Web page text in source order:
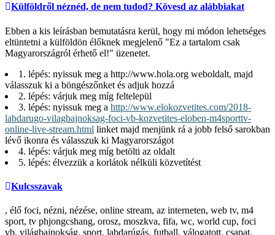
Külföldről néznéd, de nem tudod? Kövesd az alábbiakat
Ebben a kis leírásban bemutatásra kerül, hogy mi módon lehetséges
eltüntetni a külföldön élőknek megjelenő "Ez a tartalom csak
Magyarországról érhető el!" üzenetet.
1. lépés: nyissuk meg a http://www.hola.org weboldalt, majd
válasszuk ki a böngészőnket és adjuk hozzá
2. lépés: várjuk meg míg feltelepül
3. lépés: nyissuk meg a http://www.elokozvetites.com/2018-
labdarugo-vilagbajnoksag-foci-vb-kozvetites-eloben-m4sporttv-
online-live-stream.html linket majd menjünk rá a jobb felső sarokban
lévő ikonra és válasszuk ki Magyarországot
4. lépés: várjuk meg míg betölti az oldalt
5. lépés: élvezzük a korlátok nélküli közvetítést
Kulcsszavak
, élő foci, nézni, nézése, online stream, az interneten, web tv, m4
sport, tv phjongcshang, orosz, moszkva, fifa, wc, world cup, foci
vb, világbajnokság, sport, labdarúgás, futball, válogatott, csapat,